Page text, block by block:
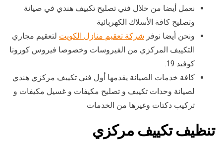
نعمل أيضا من خلال فني تصليح تكييف هندي في صيانة
وتصليح كافة الأسلاك الكهربائية
ونحن أيضا نوفر شركة تعقيم منازل الكويت لتعقيم مجاري
التكييف المركزي من الفيروسات وخصوصا فيروس كورونا
كوفيد 19.
كافة خدمات الصيانة يقدمها أول فني تكييف مركزي هندي
لصيانة وحدات تكييف و تصليح مكيفات و غسيل مكيفات و
تركيب دكتات وغيرها من الخدمات
تنظيف تكييف مركزي